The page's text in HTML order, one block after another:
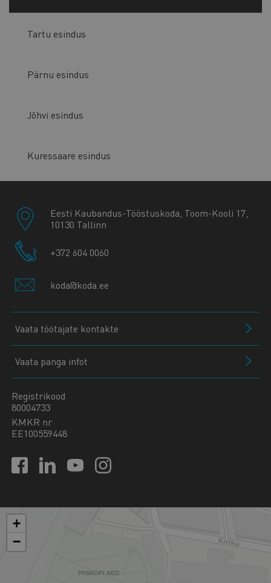
Tartu esindus
Pärnu esindus
Jõhvi esindus
Kuressaare esindus
Eesti Kaubandus-Tööstuskoda, Toom-Kooli 17,
10130 Tallinn
+372 604 0060
koda@koda.ee
Vaata töötajate kontakte
Vaata panga infot
Registrikood
80004733
KMKR nr
EE100559448
+
−